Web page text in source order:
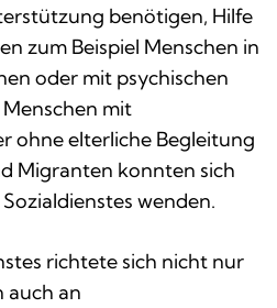
benötigen, Hilfe
zum Beispiel Menschen in
oder mit psychischen
mit
ohne elterliche Begleitung
Migranten konnten sich
wenden.
richtete sich nicht nur
auch an